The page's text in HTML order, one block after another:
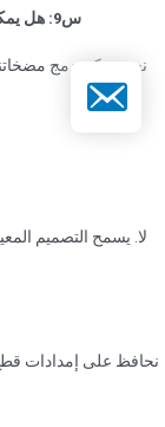
س9: هل يمكن لمضختك أن تعمل مع نظام الهيدروليكية الحالي لدينا؟
نعم. يمكن دمج مضخاتنا
لا. يسمح التصميم
نحافظ على إمدادات
الإلكتروني